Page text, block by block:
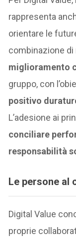
rappresenta
orientare le
combinazione di
miglioramento
gruppo, con
positivo
L’adesione ai
conciliare
responsabilità
Le persone al
Digital Value
proprie